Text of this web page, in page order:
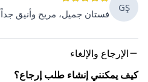
GŞ
فستان جميل، مريح وأنيق جداً
الإرجاع والإلغاء
كيف يمكنني إنشاء طلب إرجاع؟